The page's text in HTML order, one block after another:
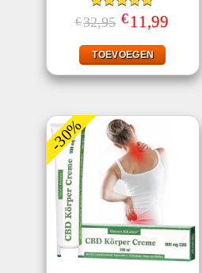
Gewaardeerd
4.71uit 5
€32,95 Oorspronkelijke
prijs
€32,95.
€ 11,99Huidige
TOEVOEGEN
-30%